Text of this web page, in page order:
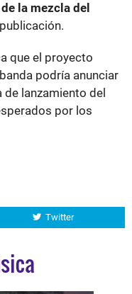
la mezcla del
que el proyecto
podría anunciar
lanzamiento del
por los
Twitter